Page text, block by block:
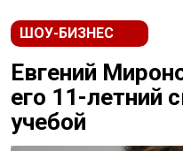
ШОУ-БИЗНЕС
Евгений
его 11-летний
учебой